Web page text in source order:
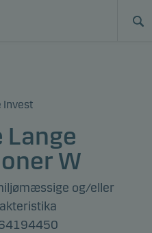
Invest
Lange
W
og/eller